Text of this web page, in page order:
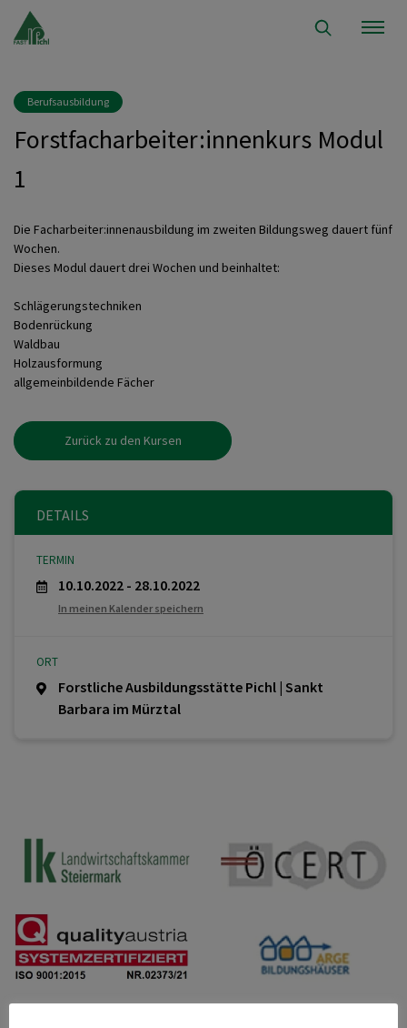
Berufsausbildung
Forstfacharbeiter:innenkurs Modul
1
Die Facharbeiter:innenausbildung im zweiten Bildungsweg dauert fünf
Wochen.
Dieses Modul dauert drei Wochen und beinhaltet:
Schlägerungstechniken
Bodenrückung
Waldbau
Holzausformung
allgemeinbildende Fächer
Zurück zu den Kursen
DETAILS
TERMIN
10.10.2022 - 28.10.2022
In meinen Kalender speichern
ORT
Forstliche Ausbildungsstätte Pichl | Sankt
Barbara im Mürztal